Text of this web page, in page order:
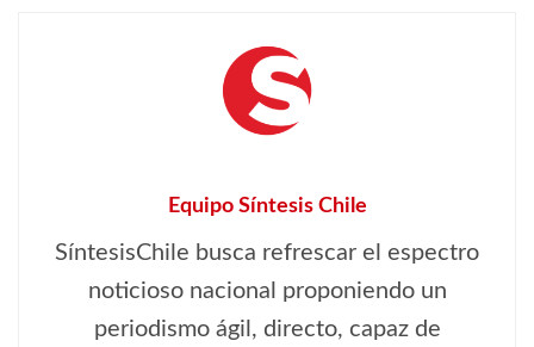
Equipo Síntesis Chile
SíntesisChile busca refrescar el espectro
noticioso nacional proponiendo un
periodismo ágil, directo, capaz de